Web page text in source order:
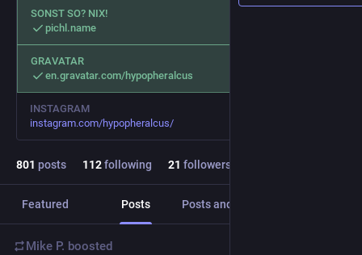
SONST SO? NIX!
pichl.name
GRAVATAR
en.gravatar.com/hypopheralcus
INSTAGRAM
instagram.com/hypopheralcus/
801 posts 112following 21 followers
Featured Posts Posts and replies
Mike P. boosted